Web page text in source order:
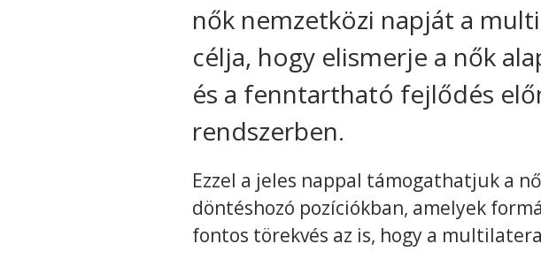
nők nemzetközi napját a
célja, hogy elismerje a nők
és a fenntartható fejlődés
rendszerben.
Ezzel a jeles nappal támogathatjuk a
döntéshozó pozíciókban, amelyek
fontos törekvés az is, hogy a